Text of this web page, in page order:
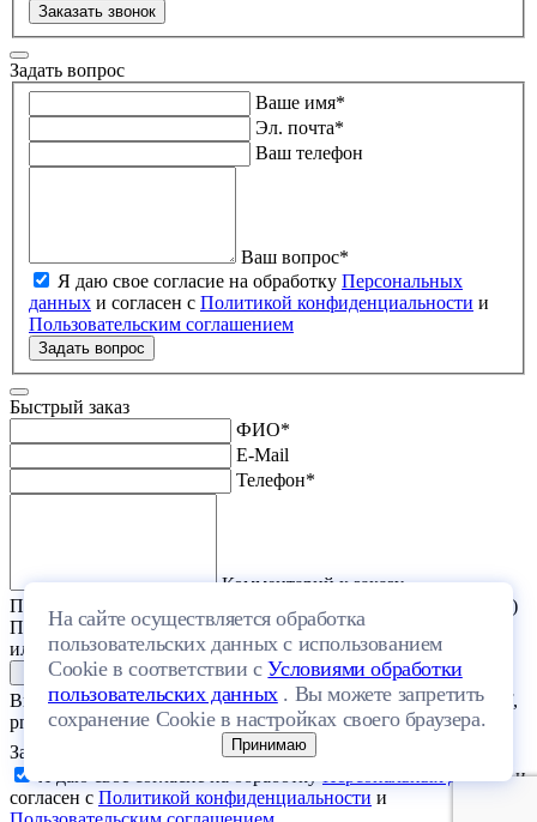
Заказать звонок
Задать вопрос
Ваше имя*
Эл. почта*
Ваш телефон
Ваш вопрос*
Я даю свое согласие на обработку Персональных
данных и согласен с Политикой конфиденциальности и
Пользовательским соглашением
Задать вопрос
На сайте осуществляется обработка
пользовательских данных с использованием
Cookie в соответствии сУсловиями обработки
пользовательских данных. Вы можете запретить
сохранение Cookie в настройках своего браузера.
Принимаю
Быстрый заказ
ФИО*
E-Mail
Телефон*
Комментарий к заказу
Прикрепить файл (проект дома или список стройматериалов)
Перетащите один или несколько файлов в эту область
или выберите файл на компьютере
Выберите файл с расширением (doc, docx, xls, xlsx, txt, rtf, pdf,
png, jpeg, jpg, gif) и размером, не превышающим 20 МБ.
Загрузить файлы
Персональных данныхи
согласен с Политикой конфиденциальности и